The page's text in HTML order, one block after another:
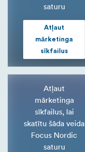
saturu
Atļaut
mārketinga
sīkfailus
Atļaut
mārketinga
sīkfailus, lai
skatītu šāda veida
Focus Nordic
saturu